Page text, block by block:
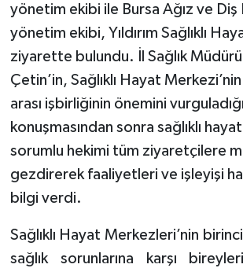
yönetim ekibi ile Bursa Ağız ve Diş
yönetim ekibi, Yıldırım Sağlıklı
ziyarette bulundu. İl Sağlık
Çetin’in, Sağlıklı Hayat
arası işbirliğinin önemini vurguladığı
konuşmasından sonra sağlıklı
sorumlu hekimi tüm ziyaretçilere
gezdirerek faaliyetleri ve işleyişi
bilgi verdi.
Sağlıklı Hayat Merkezleri’nin birincil
sağlık sorunlarına karşı